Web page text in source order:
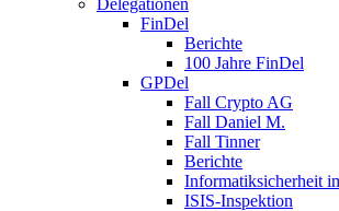
Delegationen
FinDel
Berichte
100 Jahre FinDel
GPDel
Fall Crypto AG
Fall Daniel M.
Fall Tinner
Berichte
Informatiksicherheit
ISIS-Inspektion